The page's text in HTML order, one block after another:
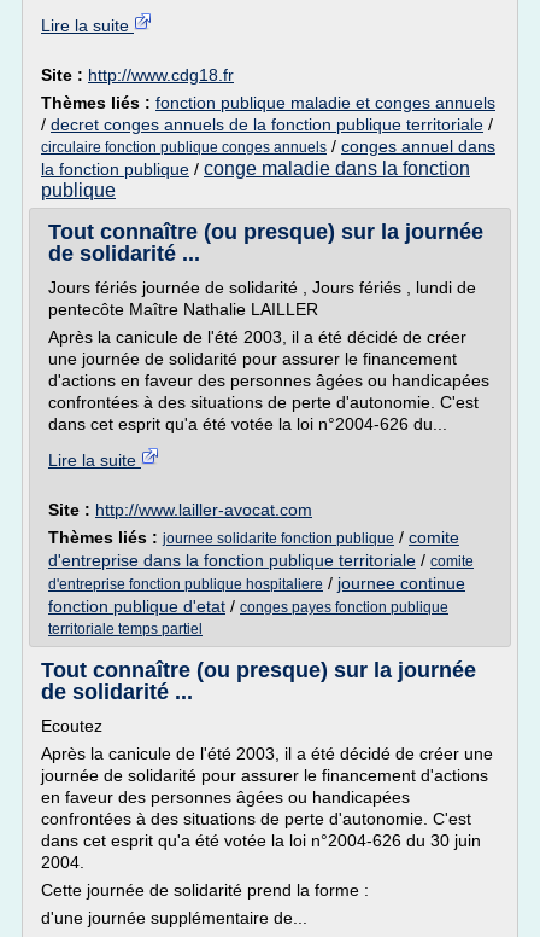
Lire la suite
Site : http://www.cdg18.fr
Thèmes liés : fonction publique maladie et conges annuels
/ decret conges annuels de la fonction publique territoriale /
circulaire fonction publique conges annuels / conges annuel dans
la fonction publique / conge maladie dans la fonction
publique
Tout connaître (ou presque) sur la journée
de solidarité ...
Jours fériés journée de solidarité , Jours fériés , lundi de
pentecôte Maître Nathalie LAILLER
Après la canicule de l'été 2003, il a été décidé de créer
une journée de solidarité pour assurer le financement
d'actions en faveur des personnes âgées ou handicapées
confrontées à des situations de perte d'autonomie. C'est
dans cet esprit qu'a été votée la loi n°2004-626 du...
Lire la suite
Site : http://www.lailler-avocat.com
Thèmes liés : journee solidarite fonction publique / comite
d'entreprise dans la fonction publique territoriale / comite
d'entreprise fonction publique hospitaliere / journee continue
fonction publique d'etat / conges payes fonction publique
territoriale temps partiel
Tout connaître (ou presque) sur la journée
de solidarité ...
Ecoutez
Après la canicule de l'été 2003, il a été décidé de créer une
journée de solidarité pour assurer le financement d'actions
en faveur des personnes âgées ou handicapées
confrontées à des situations de perte d'autonomie. C'est
dans cet esprit qu'a été votée la loi n°2004-626 du 30 juin
2004.
Cette journée de solidarité prend la forme :
d'une journée supplémentaire de...